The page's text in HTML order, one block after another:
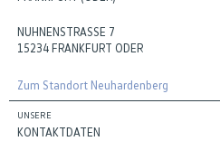
NUHNENSTRASSE 7
15234 FRANKFURT ODER
Zum Standort Neuhardenberg
UNSERE
KONTAKTDATEN